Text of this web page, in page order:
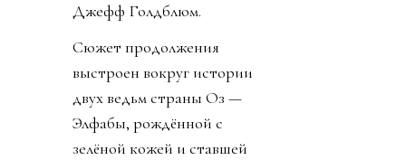
Джефф Голдблюм.
Сюжет продолжения
выстроен вокруг истории
двух ведьм страны Оз —
Элфабы, рождённой с
зелёной кожей и ставшей